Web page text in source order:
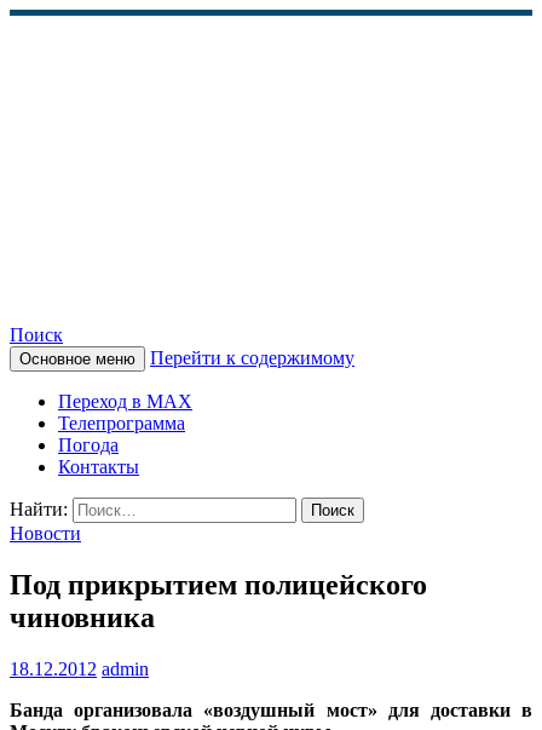
КАМЧАТСКОЕ
ИНФОРМАЦИОННОЕ
АГЕНТСТВО (КИА
«ВЕСТИ»)
Поиск
Основное меню Перейти к содержимому
Переход в MAX
Телепрограмма
Погода
Контакты
Найти:
Новости
Под прикрытием полицейского
чиновника
18.12.2012 admin
Банда организовала «воздушный мост» для доставки в